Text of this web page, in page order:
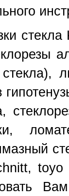
стекла